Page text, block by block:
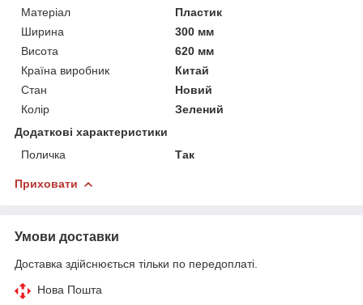
Матеріал
Пластик
Ширина
300 мм
Висота
620 мм
Країна виробник
Китай
Стан
Новий
Колір
Зелений
Додаткові характеристики
Поличка
Так
Приховати
Умови доставки
Доставка здійснюється тільки по передоплаті.
Нова Пошта